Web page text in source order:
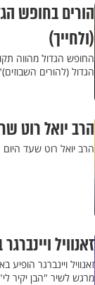
הורים בחופש
(ולחייך)
החופש הגדול מהווה
הגדול (להורים
הרב יואל רוט
הרב יואל רוט שעד
זאנוויל
זאנוויל ויינברגר
מרגש לשיר "הבן יקיר